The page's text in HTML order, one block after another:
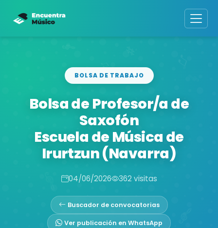
BOLSA DE TRABAJO
Bolsa de Profesor/a de
Saxofón
Escuela de Música de
Irurtzun (Navarra)
04/06/2026 362 visitas
Buscador de convocatorias
Ver publicación en WhatsApp